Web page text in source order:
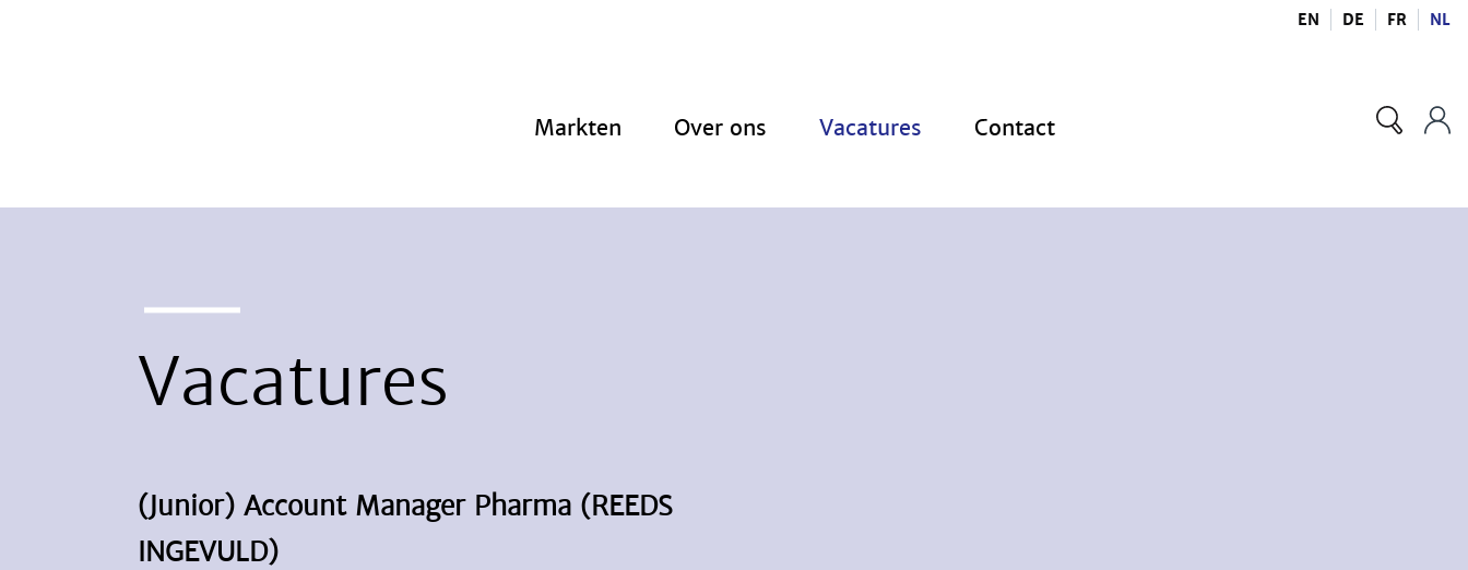
EN DE FR NL
Markten Over ons Vacatures Contact
Vacatures
(Junior) Account Manager Pharma (REEDS
INGEVULD)